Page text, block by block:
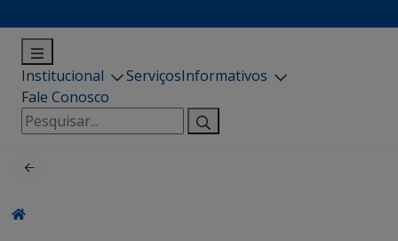
Institucional ServiçosInformativos
Fale Conosco
Pesquisar
por: